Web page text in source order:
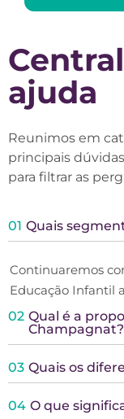
ajuda
Reunimos em
principais
para filtrar as
01 Quais
Continuaremos
Educação Infantil
02 Qual é a
Champagnat?
03 Quais os
04 O que